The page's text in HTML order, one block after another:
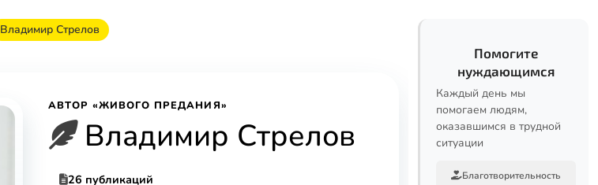
Владимир Стрелов
АВТОР «ЖИВОГО ПРЕДАНИЯ»
Владимир Стрелов
26 публикаций
Помогите
нуждающимся
Каждый день мы
помогаем людям,
оказавшимся в трудной
ситуации
Благотворительность